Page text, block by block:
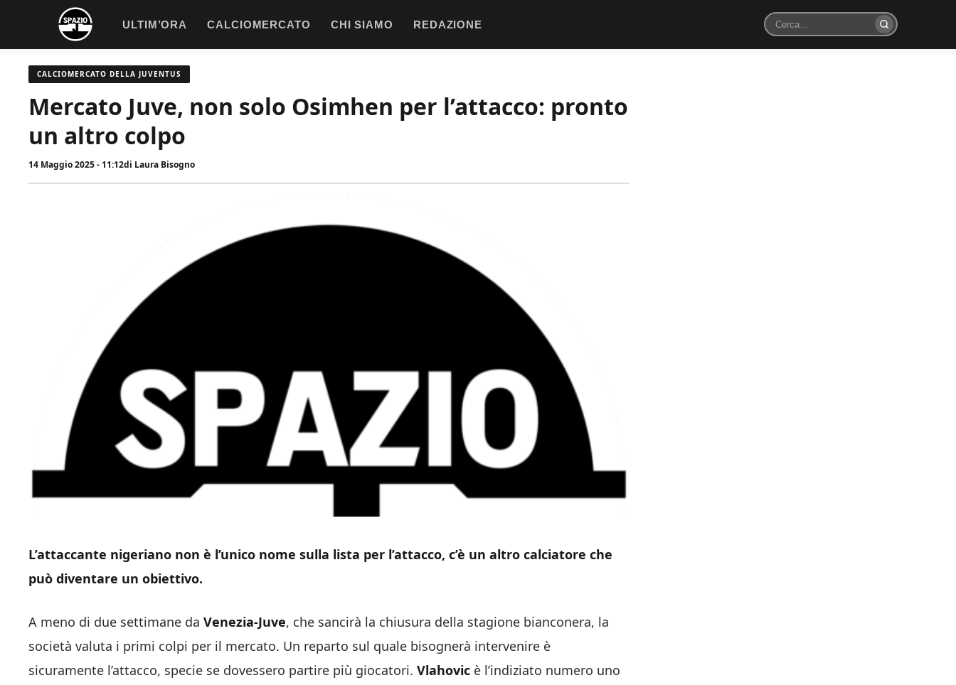
contenuto
ULTIM’ORA CALCIOMERCATO CHI SIAMO REDAZIONE
Cerca
CALCIOMERCATO DELLA JUVENTUS
Mercato Juve, non solo Osimhen per l’attacco: pronto
un altro colpo
14 Maggio 2025 - 11:12di Laura Bisogno
L’attaccante nigeriano non è l’unico nome sulla lista per l’attacco, c’è un altro calciatore che
può diventare un obiettivo.
A meno di due settimane da Venezia-Juve, che sancirà la chiusura della stagione bianconera, la
società valuta i primi colpi per il mercato. Un reparto sul quale bisognerà intervenire è
sicuramente l’attacco, specie se dovessero partire più giocatori. Vlahovic è l’indiziato numero uno